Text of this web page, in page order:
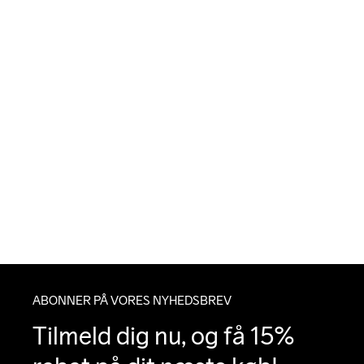
ABONNER PÅ VORES NYHEDSBREV
Tilmeld dig nu, og få 15%